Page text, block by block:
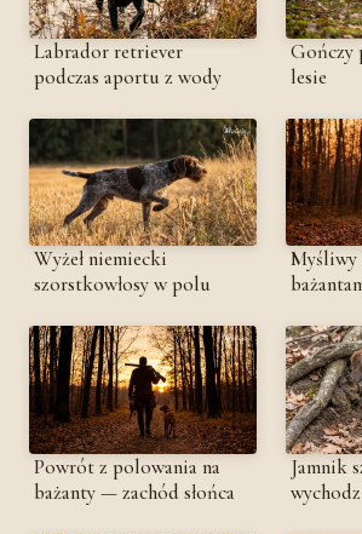
Labrador retriever
podczas aportu z wody
Gończy
lesie
Wyżeł niemiecki
szorstkowłosy w polu
Myśliwy
Powrót z polowania na
bażanty — zachód słońca
Jamnik